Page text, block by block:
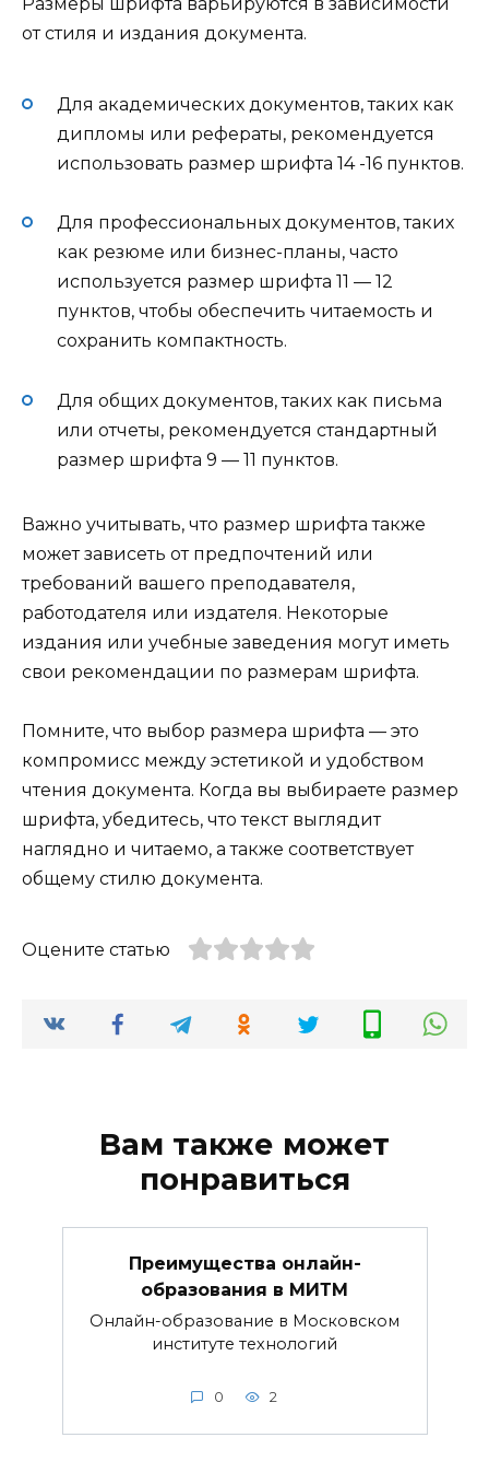
от стиля и издания документа.
Для академических документов, таких как
дипломы или рефераты, рекомендуется
использовать размер шрифта 14 -16 пунктов.
Для профессиональных документов, таких
как резюме или бизнес-планы, часто
используется размер шрифта 11 — 12
пунктов, чтобы обеспечить читаемость и
сохранить компактность.
Для общих документов, таких как письма
или отчеты, рекомендуется стандартный
размер шрифта 9 — 11 пунктов.
Важно учитывать, что размер шрифта также
может зависеть от предпочтений или
требований вашего преподавателя,
работодателя или издателя. Некоторые
издания или учебные заведения могут иметь
свои рекомендации по размерам шрифта.
Помните, что выбор размера шрифта — это
компромисс между эстетикой и удобством
чтения документа. Когда вы выбираете размер
шрифта, убедитесь, что текст выглядит
наглядно и читаемо, а также соответствует
общему стилю документа.
Оцените статью
Вам также может
понравиться
Преимущества онлайн-
образования в МИТМ
Онлайн-образование в Московском
институте технологий
0 2